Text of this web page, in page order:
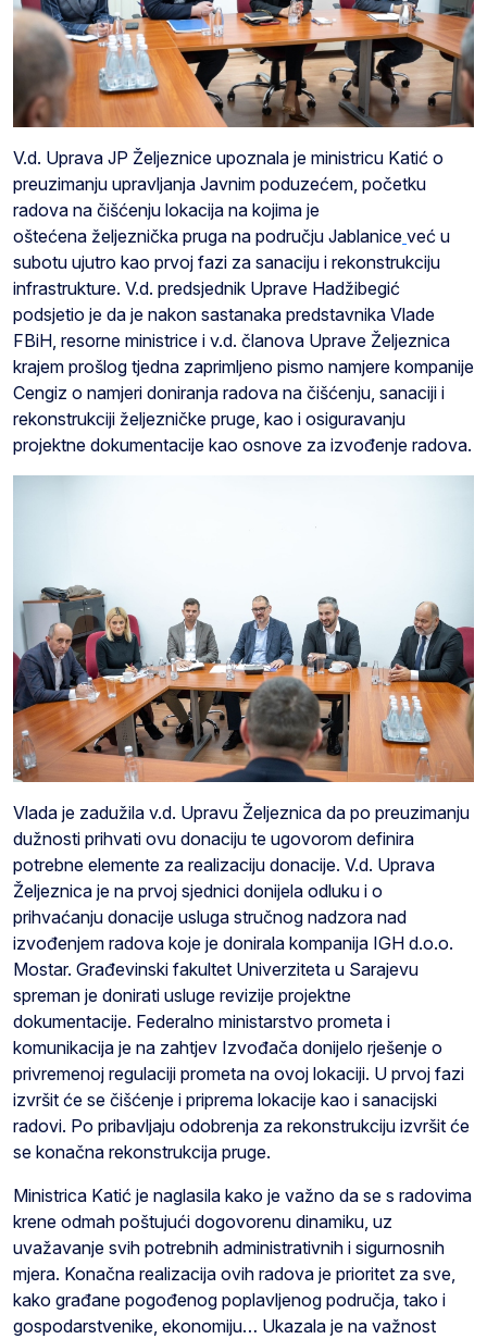
V.d. Uprava JP Željeznice upoznala je ministricu Katić o
preuzimanju upravljanja Javnim poduzećem, početku
radova na čišćenju lokacija na kojima je
oštećena željeznička pruga na području Jablanice već u
subotu ujutro kao prvoj fazi za sanaciju i rekonstrukciju
infrastrukture. V.d. predsjednik Uprave Hadžibegić
podsjetio je da je nakon sastanaka predstavnika Vlade
FBiH, resorne ministrice i v.d. članova Uprave Željeznica
krajem prošlog tjedna zaprimljeno pismo namjere kompanije
Cengiz o namjeri doniranja radova na čišćenju, sanaciji i
rekonstrukciji željezničke pruge, kao i osiguravanju
projektne dokumentacije kao osnove za izvođenje radova.
Vlada je zadužila v.d. Upravu Željeznica da po preuzimanju
dužnosti prihvati ovu donaciju te ugovorom definira
potrebne elemente za realizaciju donacije. V.d. Uprava
Željeznica je na prvoj sjednici donijela odluku i o
prihvaćanju donacije usluga stručnog nadzora nad
izvođenjem radova koje je donirala kompanija IGH d.o.o.
Mostar. Građevinski fakultet Univerziteta u Sarajevu
spreman je donirati usluge revizije projektne
dokumentacije. Federalno ministarstvo prometa i
komunikacija je na zahtjev Izvođača donijelo rješenje o
privremenoj regulaciji prometa na ovoj lokaciji. U prvoj fazi
izvršit će se čišćenje i priprema lokacije kao i sanacijski
radovi. Po pribavljaju odobrenja za rekonstrukciju izvršit će
se konačna rekonstrukcija pruge.
Ministrica Katić je naglasila kako je važno da se s radovima
krene odmah poštujući dogovorenu dinamiku, uz
uvažavanje svih potrebnih administrativnih i sigurnosnih
mjera. Konačna realizacija ovih radova je prioritet za sve,
kako građane pogođenog poplavljenog područja, tako i
gospodarstvenike, ekonomiju… Ukazala je na važnost